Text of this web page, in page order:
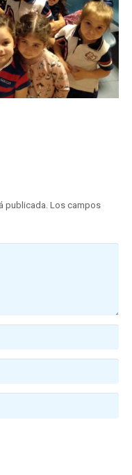
publicada.Los campos